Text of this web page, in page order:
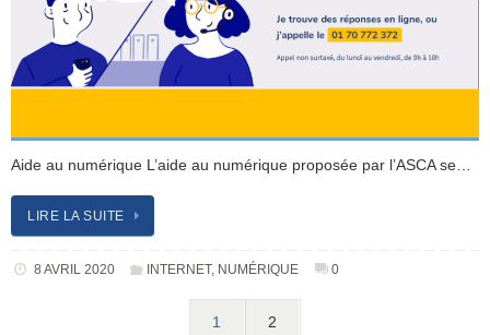
Aide au numérique L’aide au numérique proposée par l’ASCA se…
LIRE LA SUITE
8 AVRIL 2020 INTERNET, NUMÉRIQUE 0
1 2